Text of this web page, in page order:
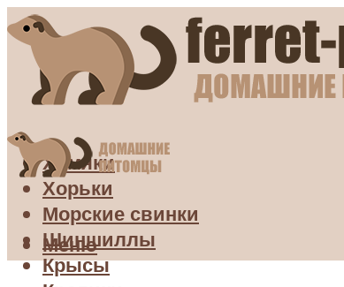
Хомяки
Хорьки
Морские свинки
Шиншиллы
Крысы
Меню